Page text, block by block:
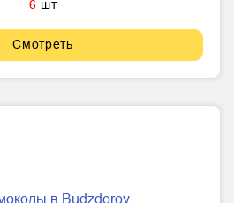
6 шт
Смотреть